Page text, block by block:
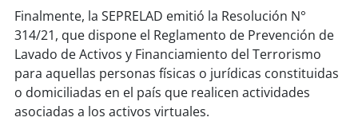
Finalmente, la SEPRELAD emitió la Resolución N°
314/21, que dispone el Reglamento de Prevención de
Lavado de Activos y Financiamiento del Terrorismo
para aquellas personas físicas o jurídicas constituidas
o domiciliadas en el país que realicen actividades
asociadas a los activos virtuales.